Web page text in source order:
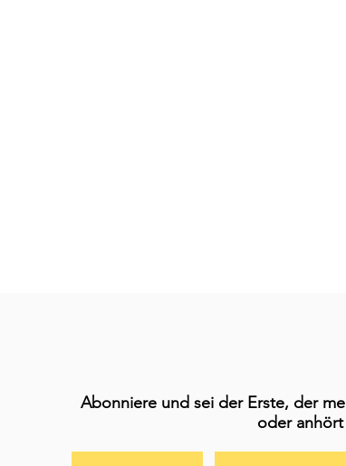
Abonniere und sei der Erste, der
oder anhört